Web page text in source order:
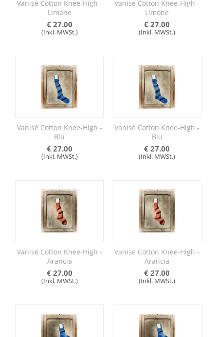
Vanisé Cotton Knee-High -
Limone
€ 27.00
(Inkl. MWSt.)
Vanisé Cotton Knee-High -
Limone
€ 27.00
(Inkl. MWSt.)
Vanisé Cotton Knee-High -
Blu
€ 27.00
(Inkl. MWSt.)
Vanisé Cotton Knee-High -
Blu
€ 27.00
(Inkl. MWSt.)
Vanisé Cotton Knee-High -
Arancia
€ 27.00
(Inkl. MWSt.)
Vanisé Cotton Knee-High -
Arancia
€ 27.00
(Inkl. MWSt.)